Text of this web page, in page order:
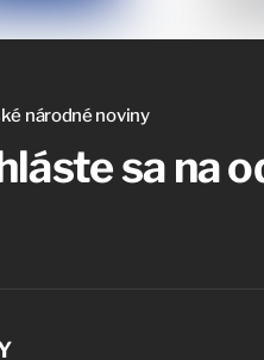
národné noviny
sa na